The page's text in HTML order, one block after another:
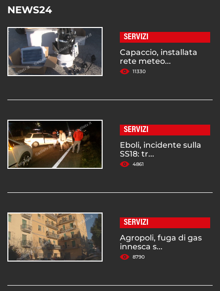
NEWS24
SERVIZI
Capaccio, installata
rete meteo...
11330
SERVIZI
Eboli, incidente sulla
SS18: tr...
4861
SERVIZI
Agropoli, fuga di gas
innesca s...
8790